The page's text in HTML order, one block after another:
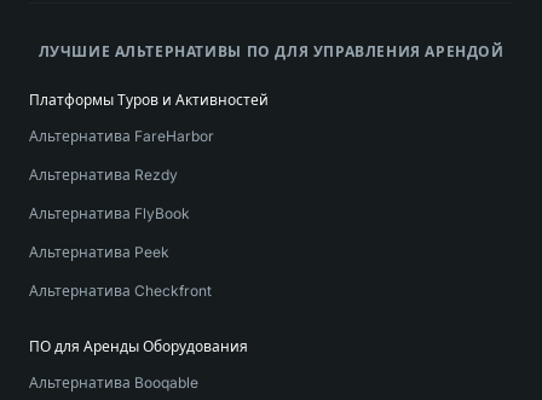
ЛУЧШИЕ АЛЬТЕРНАТИВЫ ПО ДЛЯ УПРАВЛЕНИЯ АРЕНДОЙ
Платформы Туров и Активностей
Альтернатива FareHarbor
Альтернатива Rezdy
Альтернатива FlyBook
Альтернатива Peek
Альтернатива Checkfront
ПО для Аренды Оборудования
Альтернатива Booqable